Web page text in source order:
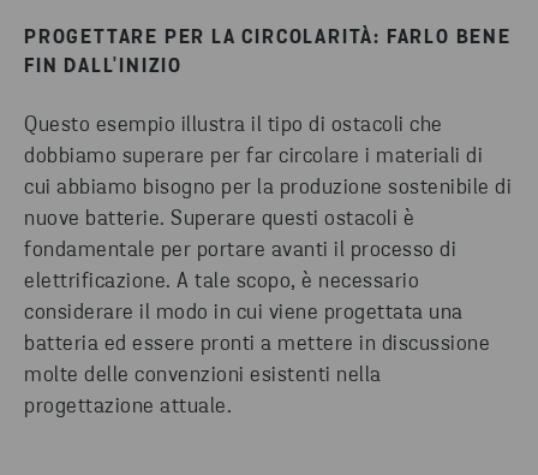
PROGETTARE PER LA CIRCOLARITÀ: FARLO BENE
FIN DALL'INIZIO
Questo esempio illustra il tipo di ostacoli che
dobbiamo superare per far circolare i materiali di
cui abbiamo bisogno per la produzione sostenibile di
nuove batterie. Superare questi ostacoli è
fondamentale per portare avanti il processo di
elettrificazione. A tale scopo, è necessario
considerare il modo in cui viene progettata una
batteria ed essere pronti a mettere in discussione
molte delle convenzioni esistenti nella
progettazione attuale.